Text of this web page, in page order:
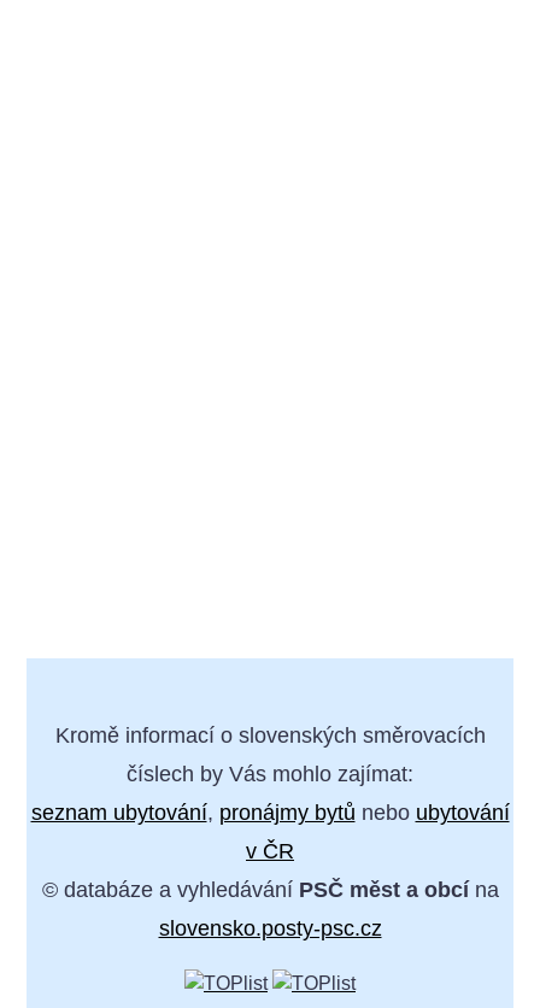
Kromě informací o slovenských směrovacích
číslech by Vás mohlo zajímat:
seznam ubytování, pronájmy bytů nebo ubytování
v ČR
© databáze a vyhledávání PSČ měst a obcína
slovensko.posty-psc.cz